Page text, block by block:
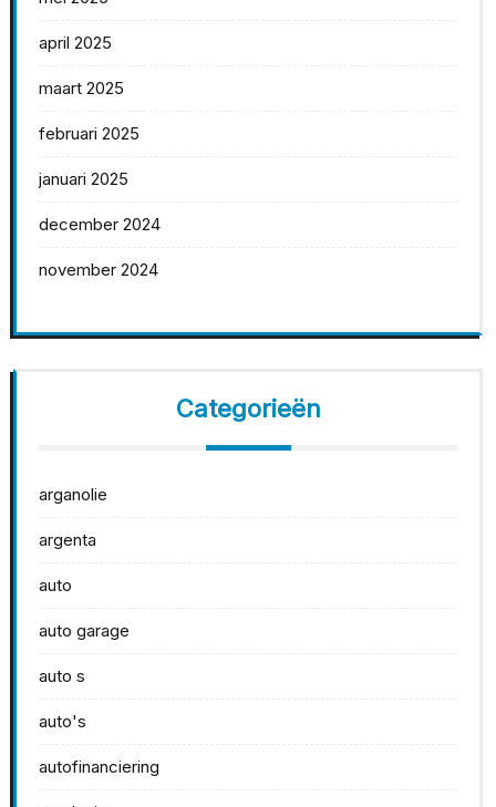
april 2025
maart 2025
februari 2025
januari 2025
december 2024
november 2024
Categorieën
arganolie
argenta
auto
auto garage
auto s
auto's
autofinanciering